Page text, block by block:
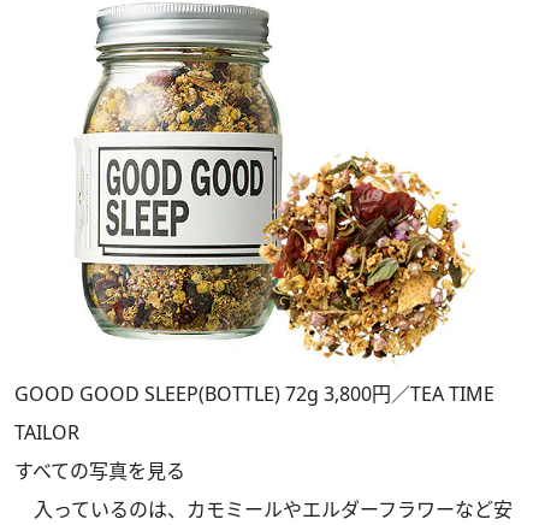
GOOD GOOD SLEEP(BOTTLE) 72g 3,800円／TEA TIME
TAILOR
すべての写真を見る
入っているのは、カモミールやエルダーフラワーなど安